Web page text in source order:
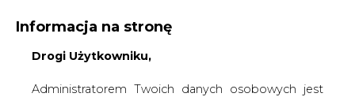
KONTAKT:
WYDAWCA PORTALU:
Informacja na stronę
Drogi Użytkowniku,
Administratorem Twoich danych osobowych jest